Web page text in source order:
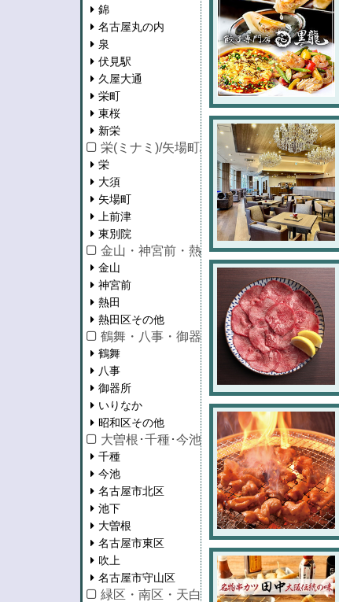
錦
名古屋丸の内
泉
伏見駅
久屋大通
栄町
東桜
新栄
栄(ミナミ)/矢場町/大須/上前津
栄
大須
矢場町
上前津
東別院
金山・神宮前・熱田区
金山
神宮前
熱田
熱田区その他
鶴舞・八事・御器所
鶴舞
八事
御器所
いりなか
昭和区その他
大曽根･千種･今池･池下･守山区
千種
今池
名古屋市北区
池下
大曽根
名古屋市東区
吹上
名古屋市守山区
緑区・南区・天白区・瑞穂区